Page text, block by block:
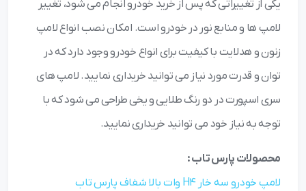
یکی از تغییراتی که پس از خرید خودرو انجام می شود، تغییر
لامپ ها و منابع نور در خودرو است. امکان نصب انواع لامپ
زنون و هدلایت با کیفیت برای انواع خودرو وجود دارد که در
توان و قدرت مورد نیاز می توانید خریداری نمایید. لامپ های
سری اسپورت در دو رنگ طلایی و یخی طراحی می شود که با
توجه به نیاز خود می توانید خریداری نمایید.
محصولات پارس تاب :
لامپ خودرو سه خار H4 وات بالا شفاف پارس تاب